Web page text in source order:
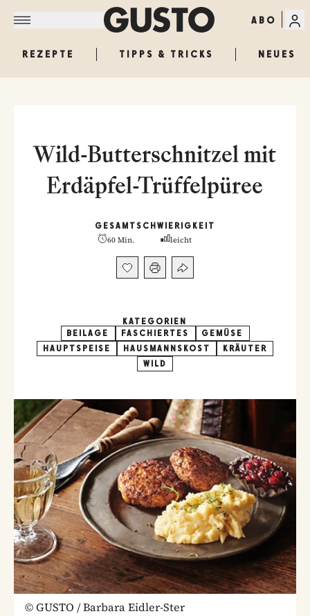
ABO
REZEPTE TIPPS & TRICKS NEUES
Wild-Butterschnitzel mit
Erdäpfel-Trüffelpüree
GESAMT
60 Min.
SCHWIERIGKEIT
leicht
KATEGORIEN
BEILAGE
FASCHIERTES
GEMÜSE
HAUPTSPEISE
HAUSMANNSKOST
KRÄUTER
WILD
©GUSTO / Barbara Eidler-Ster